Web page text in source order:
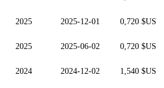
2025 2025-12-01 0,720 $US
2025 2025-06-02 0,720 $US
2024 2024-12-02 1,540 $US